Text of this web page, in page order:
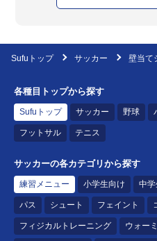
Sufuトップ サッカー 壁当て
各種目トップから探す
Sufuトップ サッカー 野球
フットサル テニス
サッカーの各カテゴリから探す
練習メニュー 小学生向け 中学
パス シュート フェイント
フィジカルトレーニング ウォー